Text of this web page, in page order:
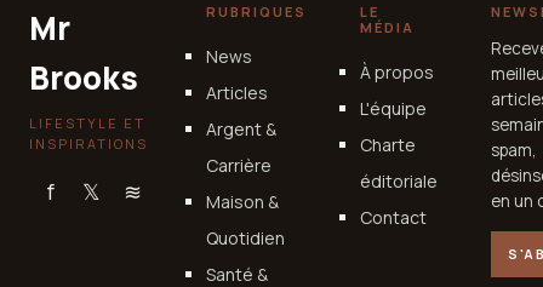
Mr
Brooks
LIFESTYLE ET
INSPIRATIONS
f 𝕏 ≋
RUBRIQUES
News
Articles
Argent &
Carrière
Maison &
Quotidien
Santé &
LE
MÉDIA
À propos
L'équipe
Charte
éditoriale
Contact
spam,
en un